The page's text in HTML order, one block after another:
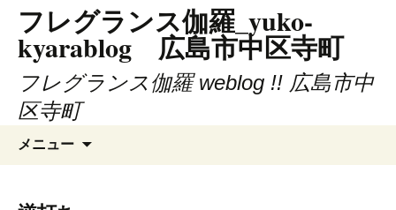
フレグランス伽羅_yuko-
kyarablog 広島市中区寺町
フレグランス伽羅 weblog !! 広島市中
区寺町
メニュー